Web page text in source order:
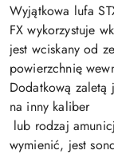
Wyjątkowa lufa
FX wykorzystuje
jest wciskany od
powierzchnię
Dodatkową zaletą
na inny kaliber
lub rodzaj
wymienić, jest